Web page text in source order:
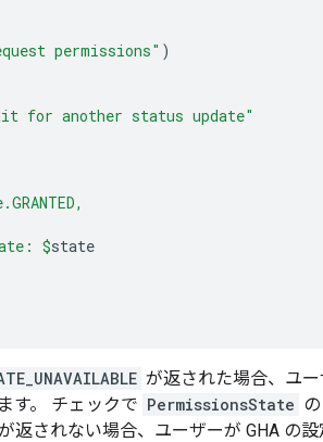
permissions" )
for another status update"
$state
が返された場合、ユー
す。 チェックで PermissionsState の
返されない場合、ユーザーが GHA の設